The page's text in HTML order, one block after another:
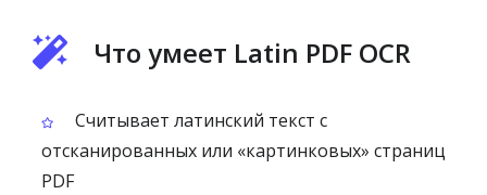
Что умеет Latin PDF OCR
Считывает латинский текст с
отсканированных или «картинковых» страниц
PDF